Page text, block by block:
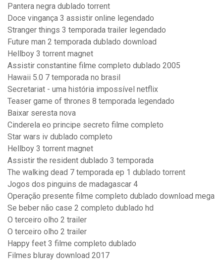
Pantera negra dublado torrent
Doce vingança 3 assistir online legendado
Stranger things 3 temporada trailer legendado
Future man 2 temporada dublado download
Hellboy 3 torrent magnet
Assistir constantine filme completo dublado 2005
Hawaii 5.0 7 temporada no brasil
Secretariat - uma história impossível netflix
Teaser game of thrones 8 temporada legendado
Baixar seresta nova
Cinderela eo principe secreto filme completo
Star wars iv dublado completo
Hellboy 3 torrent magnet
Assistir the resident dublado 3 temporada
The walking dead 7 temporada ep 1 dublado torrent
Jogos dos pinguins de madagascar 4
Operação presente filme completo dublado download mega
Se beber não case 2 completo dublado hd
O terceiro olho 2 trailer
O terceiro olho 2 trailer
Happy feet 3 filme completo dublado
Filmes bluray download 2017